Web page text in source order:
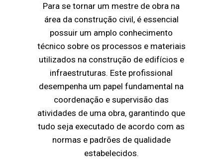
Para se tornar um mestre de obra na
área da construção civil, é essencial
possuir um amplo conhecimento
técnico sobre os processos e materiais
utilizados na construção de edifícios e
infraestruturas. Este profissional
desempenha um papel fundamental na
coordenação e supervisão das
atividades de uma obra, garantindo que
tudo seja executado de acordo com as
normas e padrões de qualidade
estabelecidos.